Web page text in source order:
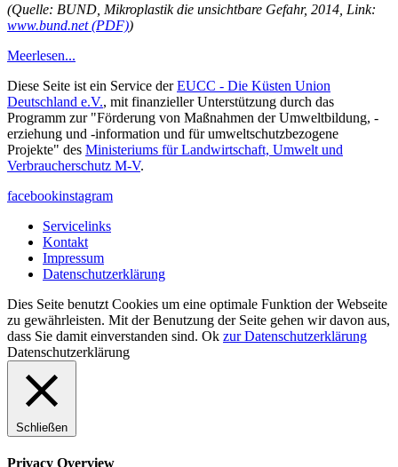
(Quelle: BUND, Mikroplastik die unsichtbare Gefahr, 2014, Link:
www.bund.net (PDF))
Meerlesen...
Diese Seite ist ein Service derEUCC - Die Küsten Union
Deutschland e.V., mit finanzieller Unterstützung durch das
Programm zur "Förderung von Maßnahmen der Umweltbildung, -
erziehung und -information und für umweltschutzbezogene
Projekte" des Ministeriums für Landwirtschaft, Umwelt und
Verbraucherschutz M-V.
facebookinstagram
Servicelinks
Kontakt
Impressum
Datenschutzerklärung
Dies Seite benutzt Cookies um eine optimale Funktion der Webseite
zu gewährleisten. Mit der Benutzung der Seite gehen wir davon aus,
dass Sie damit einverstanden sind. Ok zur Datenschutzerklärung
Datenschutzerklärung
Schließen
Privacy Overview